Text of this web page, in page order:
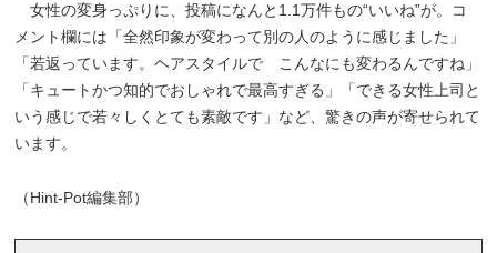
女性の変身っぷりに、投稿になんと1.1万件もの“いいね”が。コ
メント欄には「全然印象が変わって別の人のように感じました」
「若返っています。ヘアスタイルで こんなにも変わるんですね」
「キュートかつ知的でおしゃれで最高すぎる」「できる女性上司と
いう感じで若々しくとても素敵です」など、驚きの声が寄せられて
います。
（Hint-Pot編集部）